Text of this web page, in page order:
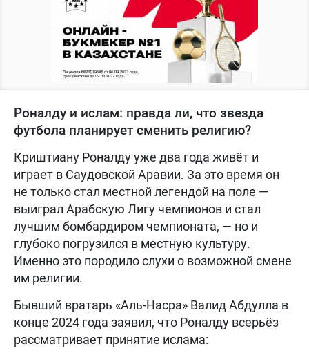
Роналду и ислам: правда ли, что звезда
футбола планирует сменить религию?
Криштиану Роналду уже два года живёт и
играет в Саудовской Аравии. За это время он
не только стал местной легендой на поле —
выиграл Арабскую Лигу чемпионов и стал
лучшим бомбардиром чемпионата, — но и
глубоко погрузился в местную культуру.
Именно это породило слухи о возможной смене
им религии.
Бывший вратарь «Аль-Насра» Валид Абдулла в
конце 2024 года заявил, что Роналду всерьёз
рассматривает принятие ислама: